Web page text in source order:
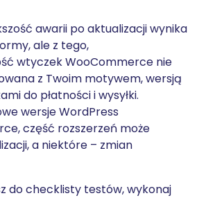
awarii po aktualizacji wynika
ale z tego,
wtyczek WooCommerce nie
z Twoim motywem, wersją
do płatności i wysyłki.
wersje WordPress
część rozszerzeń może
a niektóre – zmian
do checklisty testów, wykonaj